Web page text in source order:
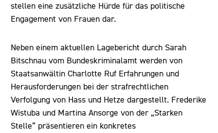
stellen eine zusätzliche Hürde für das politische
Engagement von Frauen dar.
Neben einem aktuellen Lagebericht durch Sarah
Bitschnau vom Bundeskriminalamt werden von
Staatsanwältin Charlotte Ruf Erfahrungen und
Herausforderungen bei der strafrechtlichen
Verfolgung von Hass und Hetze dargestellt. Frederike
Wistuba und Martina Ansorge von der „Starken
Stelle“ präsentieren ein konkretes